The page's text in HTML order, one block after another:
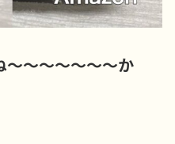
～～～～～～～か